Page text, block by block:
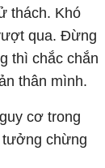
thách. Khó
qua. Đừng
thì chắc chắn
thân mình.
cơ trong
tưởng chừng